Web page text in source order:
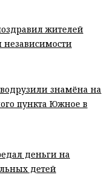
жителей
знамёна на
пункта Южное в
деньги на
детей